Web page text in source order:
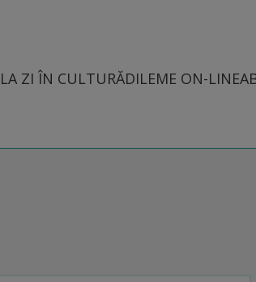
LA ZI ÎN CULTURĂDILEME ON-LINE